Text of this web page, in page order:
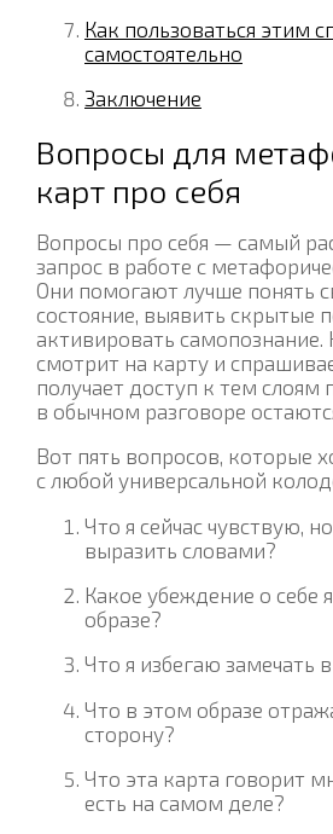
Как пользоваться этим
самостоятельно
Заключение
Вопросы для
карт про себя
Вопросы про себя — самый
запрос в работе с
Они помогают лучше понять
состояние, выявить скрытые
активировать самопознание.
смотрит на карту и
получает доступ к тем слоям
в обычном разговоре
Вот пять вопросов, которые
с любой универсальной
Что я сейчас чувствую,
выразить словами?
Какое убеждение о себе
образе?
Что я избегаю замечать в
Что в этом образе
сторону?
Что эта карта говорит
есть на самом деле?